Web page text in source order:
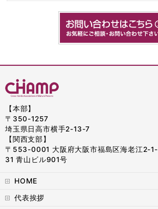
【本部】
〒350-1257
埼玉県日高市横手2-13-7
【関西支部】
〒553-0001 大阪府大阪市福島区海老江2-1-
31 青山ビル901号
HOME
代表挨拶